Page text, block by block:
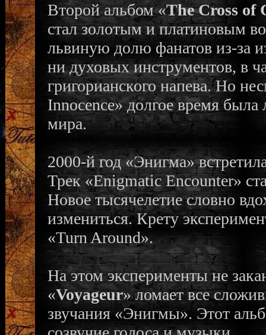
Второй альбом «The Cross of
стал золотым и платиновым
львиную долю фанатов из-за
ни духовых инструментов, в
григорианского напева. Но
Innocence» долгое время
мира.
2000-й год «Энигма»
Трек «Enigmatic Encounter»
Новое тысячелетие словно
измениться. Крету
«Turn Around».
На этом эксперименты не
«Voyageur» ломает все
звучания «Энигмы». Этот